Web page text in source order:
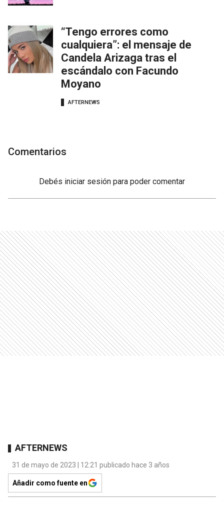
“Tengo errores como
cualquiera”: el mensaje de
Candela Arizaga tras el
escándalo con Facundo
Moyano
AFTERNEWS
Comentarios
Debés iniciar sesión para poder comentar
AFTERNEWS
31 de mayo de 2023 | 12:21 publicado hace 3 años
Añadir como fuente en